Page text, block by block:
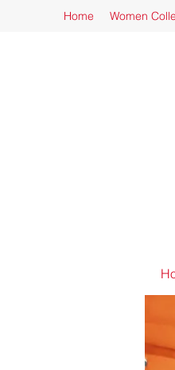
Home Women